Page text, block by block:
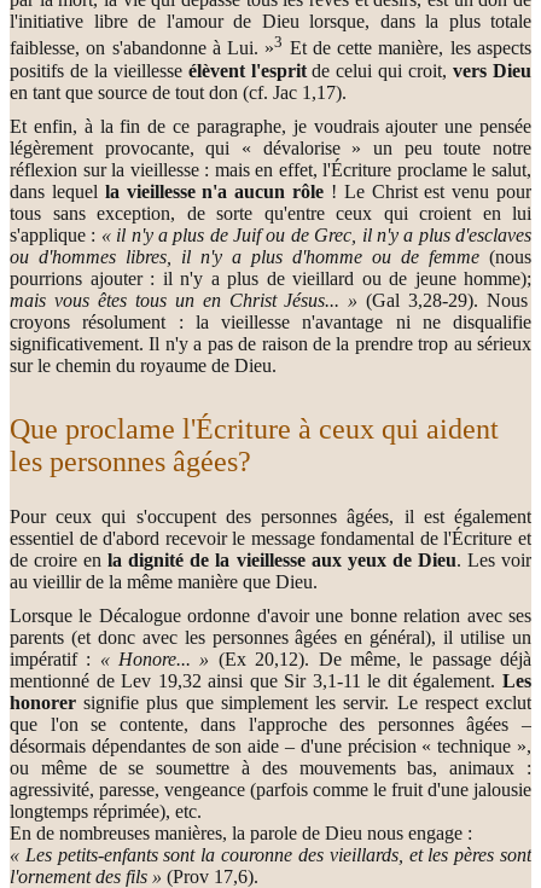
l'initiative libre de l'amour de Dieu lorsque, dans la plus totale
faiblesse, on s'abandonne à Lui. »3 Et de cette manière, les aspects
positifs de la vieillesse élèvent l'espritde celui qui croit,vers Dieu
en tant que source de tout don (cf. Jac 1,17).
Et enfin, à la fin de ce paragraphe, je voudrais ajouter une pensée
légèrement provocante, qui « dévalorise » un peu toute notre
réflexion sur la vieillesse : mais en effet, l'Écriture proclame le salut,
dans lequel la vieillesse n'a aucun rôle ! Le Christ est venu pour
tous sans exception, de sorte qu'entre ceux qui croient en lui
s'applique : « il n'y a plus de Juif ou de Grec, il n'y a plus d'esclaves
ou d'hommes libres, il n'y a plus d'homme ou de femme (nous
pourrions ajouter : il n'y a plus de vieillard ou de jeune homme);
mais vous êtes tous un en Christ Jésus... » (Gal 3,28-29). Nous
croyons résolument : la vieillesse n'avantage ni ne disqualifie
significativement. Il n'y a pas de raison de la prendre trop au sérieux
sur le chemin du royaume de Dieu.
Que proclame l'Écriture à ceux qui aident
les personnes âgées?
Pour ceux qui s'occupent des personnes âgées, il est également
essentiel de d'abord recevoir le message fondamental de l'Écriture et
de croire enla dignité de la vieillesse aux yeux de Dieu. Les voir
au vieillir de la même manière que Dieu.
Lorsque le Décalogue ordonne d'avoir une bonne relation avec ses
parents (et donc avec les personnes âgées en général), il utilise un
impératif : « Honore... » (Ex 20,12). De même, le passage déjà
mentionné de Lev 19,32 ainsi que Sir 3,1-11 le dit également. Les
honorer signifie plus que simplement les servir. Le respect exclut
que l'on se contente, dans l'approche des personnes âgées –
désormais dépendantes de son aide – d'une précision « technique »,
ou même de se soumettre à des mouvements bas, animaux :
agressivité, paresse, vengeance (parfois comme le fruit d'une jalousie
longtemps réprimée), etc.
En de nombreuses manières, la parole de Dieu nous engage :
« Les petits-enfants sont la couronne des vieillards, et les pères sont
l'ornement des fils » (Prov 17,6).